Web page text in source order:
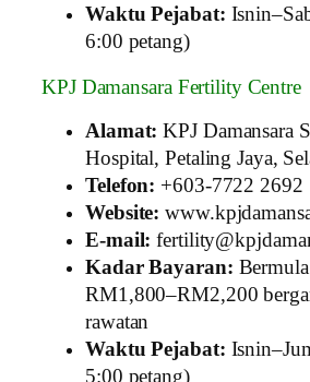
Waktu Pejabat:
6:00 petang)
KPJ Damansara Fertility Centre
Alamat: KPJ Damansara
Hospital, Petaling Jaya,
Telefon: +603‑7722 2692
Website:
E-mail:
Kadar Bayaran:
RM1,800–RM2,200
rawatan
Waktu Pejabat:
5:00 petang)